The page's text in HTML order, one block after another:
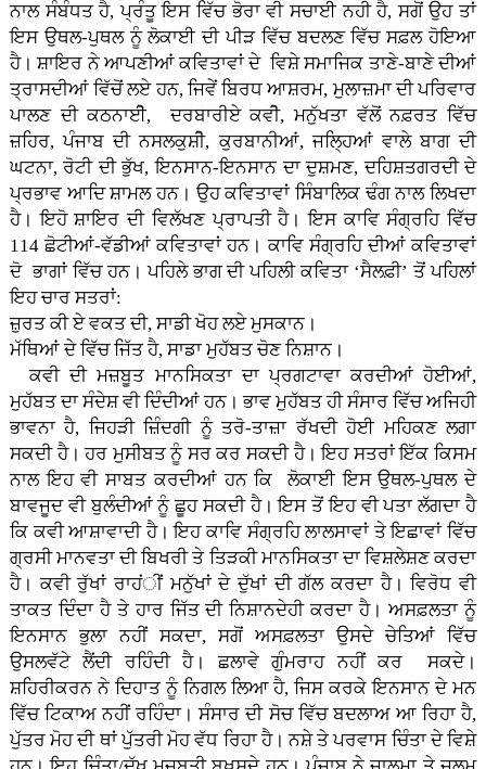
ਨਾਲ ਸੰਬੰਧਤ ਹੈ, ਪ੍ਰੰਤੂ ਇਸ ਵਿੱਚ ਭੋਰਾ ਵੀ ਸਚਾਈ ਨਹੀ ਹੈ, ਸਗੋਂ ਉਹ ਤਾਂ
ਇਸ ਉਥਲ-ਪੁਥਲ ਨੂੰ ਲੋਕਾਈ ਦੀ ਪੀੜ ਵਿੱਚ ਬਦਲਣ ਵਿੱਚ ਸਫ਼ਲ ਹੋਇਆ
ਹੈ। ਸ਼ਾਇਰ ਨੇ ਆਪਣੀਆਂ ਕਵਿਤਾਵਾਂ ਦੇ ਵਿਸ਼ੇ ਸਮਾਜਿਕ ਤਾਣੇ-ਬਾਣੇ ਦੀਆਂ
ਤ੍ਰਾਸਦੀਆਂ ਵਿੱਚੋਂ ਲਏ ਹਨ, ਜਿਵੇਂ ਬਿਰਧ ਆਸ਼ਰਮ, ਮੁਲਾਜ਼ਮਾ ਦੀ ਪਰਿਵਾਰ
ਪਾਲਣ ਦੀ ਕਠਨਾਈੋ, ਦਰਬਾਰੀਏ ਕਵੀੋ, ਮਨੁੱਖਤਾ ਵੱਲੋਂ ਨਫ਼ਰਤ ਵਿੱਚ
ਜ਼ਹਿਰ, ਪੰਜਾਬ ਦੀ ਨਸਲਕੁਸ਼ੀੋ, ਕੁਰਬਾਨੀਆਂ, ਜਲਿ੍ਹਆਂ ਵਾਲੇ ਬਾਗ ਦੀ
ਘਟਨਾ, ਰੋਟੀ ਦੀ ਭੁੱਖ, ਇਨਸਾਨ-ਇਨਸਾਨ ਦਾ ਦੁਸ਼ਮਣ, ਦਹਿਸ਼ਤਗਰਦੀ ਦੇ
ਪ੍ਰਭਾਵ ਆਦਿ ਸ਼ਾਮਲ ਹਨ। ਉਹ ਕਵਿਤਾਵਾਂ ਸਿੰਬਾਲਿਕ ਢੰਗ ਨਾਲ ਲਿਖਦਾ
ਹੈ। ਇਹੋ ਸ਼ਾਇਰ ਦੀ ਵਿਲੱਖਣ ਪ੍ਰਾਪਤੀ ਹੈ। ਇਸ ਕਾਵਿ ਸੰਗ੍ਰਹਿ ਵਿੱਚ
114 ਛੋਟੀਆਂ-ਵੱਡੀਆਂ ਕਵਿਤਾਵਾਂ ਹਨ। ਕਾਵਿ ਸੰਗ੍ਰਹਿ ਦੀਆਂ ਕਵਿਤਾਵਾਂ
ਦੋ ਭਾਗਾਂ ਵਿੱਚ ਹਨ। ਪਹਿਲੇ ਭਾਗ ਦੀ ਪਹਿਲੀ ਕਵਿਤਾ ‘ਸੈਲਫ਼ੀ’ ਤੋਂ ਪਹਿਲਾਂ
ਇਹ ਚਾਰ ਸਤਰਾਂ:
ਜ਼ੁਰਤ ਕੀ ਏ ਵਕਤ ਦੀ, ਸਾਡੀ ਖੋਹ ਲਏ ਮੁਸਕਾਨ।
ਮੱਥਿਆਂ ਦੇ ਵਿੱਚ ਜਿੱਤ ਹੈ, ਸਾਡਾ ਮੁਹੱਬਤ ਚੋਣ ਨਿਸ਼ਾਨ।
ਕਵੀ ਦੀ ਮਜ਼ਬੂਤ ਮਾਨਸਿਕਤਾ ਦਾ ਪ੍ਰਗਟਾਵਾ ਕਰਦੀਆਂ ਹੋਈਆਂ,
ਮੁਹੱਬਤ ਦਾ ਸੰਦੇਸ਼ ਵੀ ਦਿੰਦੀਆਂ ਹਨ। ਭਾਵ ਮੁਹੱਬਤ ਹੀ ਸੰਸਾਰ ਵਿੱਚ ਅਜਿਹੀ
ਭਾਵਨਾ ਹੈ, ਜਿਹੜੀ ਜ਼ਿੰਦਗੀ ਨੂੰ ਤਰੋ-ਤਾਜ਼ਾ ਰੱਖਦੀ ਹੋਈ ਮਹਿਕਣ ਲਗਾ
ਸਕਦੀ ਹੈ। ਹਰ ਮੁਸੀਬਤ ਨੂੰ ਸਰ ਕਰ ਸਕਦੀ ਹੈ। ਇਹ ਸਤਰਾਂ ਇੱਕ ਕਿਸਮ
ਨਾਲ ਇਹ ਵੀ ਸਾਬਤ ਕਰਦੀਆਂ ਹਨ ਕਿ ਲੋਕਾਈ ਇਸ ਉਥਲ-ਪੁਥਲ ਦੇ
ਬਾਵਜੂਦ ਵੀ ਬੁਲੰਦੀਆਂ ਨੂੰ ਛੂਹ ਸਕਦੀ ਹੈ। ਇਸ ਤੋਂ ਇਹ ਵੀ ਪਤਾ ਲੱਗਦਾ ਹੈ
ਕਿ ਕਵੀ ਆਸ਼ਾਵਾਦੀ ਹੈ। ਇਹ ਕਾਵਿ ਸੰਗ੍ਰਹਿ ਲਾਲਸਾਵਾਂ ਤੇ ਇਛਾਵਾਂ ਵਿੱਚ
ਗ੍ਰਸੀ ਮਾਨਵਤਾ ਦੀ ਬਿਖਰੀ ਤੇ ਤਿੜਕੀ ਮਾਨਸਿਕਤਾ ਦਾ ਵਿਸ਼ਲੇਸ਼ਣ ਕਰਦਾ
ਹੈ। ਕਵੀ ਰੁੱਖਾਂ ਰਾਹਂੀਂ ਮਨੁੱਖਾਂ ਦੇ ਦੁੱਖਾਂ ਦੀ ਗੱਲ ਕਰਦਾ ਹੈ। ਵਿਰੋਧ ਵੀ
ਤਾਕਤ ਦਿੰਦਾ ਹੈ ਤੇ ਹਾਰ ਜਿੱਤ ਦੀ ਨਿਸ਼ਾਨਦੇਹੀ ਕਰਦਾ ਹੈ। ਅਸਫ਼ਲਤਾ ਨੂੰ
ਇਨਸਾਨ ਭੁਲਾ ਨਹੀਂ ਸਕਦਾ, ਸਗੋਂ ਅਸਫ਼ਲਤਾ ਉਸਦੇ ਚੇਤਿਆਂ ਵਿੱਚ
ਉਸਲਵੱਟੇ ਲੈਂਦੀ ਰਹਿੰਦੀ ਹੈ। ਛਲਾਵੇ ਗੁੰਮਰਾਹ ਨਹੀਂ ਕਰ ਸਕਦੇ।
ਸ਼ਹਿਰੀਕਰਨ ਨੇ ਦਿਹਾਤ ਨੂੰ ਨਿਗਲ ਲਿਆ ਹੈ, ਜਿਸ ਕਰਕੇ ਇਨਸਾਨ ਦੇ ਮਨ
ਵਿੱਚ ਟਿਕਾਅ ਨਹੀਂ ਰਹਿੰਦਾ। ਸੰਸਾਰ ਦੀ ਸੋਚ ਵਿੱਚ ਬਦਲਾਅ ਆ ਰਿਹਾ ਹੈ,
ਪੁੱਤਰ ਮੋਹ ਦੀ ਥਾਂ ਪੁੱਤਰੀ ਮੋਹ ਵੱਧ ਰਿਹਾ ਹੈ। ਨਸ਼ੇ ਤੇ ਪਰਵਾਸ ਚਿੰਤਾ ਦੇ ਵਿਸ਼ੇ